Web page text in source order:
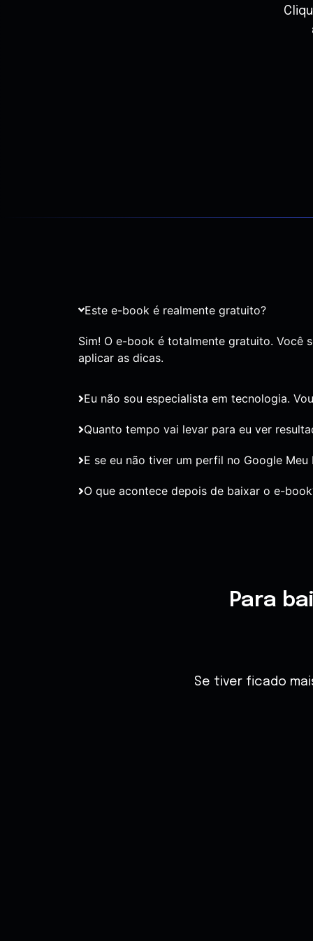
Este e-book é realmente gratuito?
Sim! O e-book é totalmente gratuito. Você
aplicar as dicas.
Eu não sou especialista em tecnologia.
Quanto tempo vai levar para eu ver
E se eu não tiver um perfil no Google Meu
O que acontece depois de baixar o e-
Para
Se tiver ficado